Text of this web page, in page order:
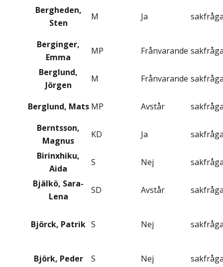
Bergheden,
Sten
M Ja
Berginger,
Emma
MP Frånvarande
Berglund,
Jörgen
M Frånvarande
Berglund, Mats MP Avstår
Berntsson,
Magnus
KD Ja
Birinxhiku,
Aida
S Nej
Bjälkö, Sara-
Lena
SD Avstår
Björck, Patrik S Nej
Björk, Peder S Nej